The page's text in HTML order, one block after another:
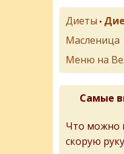
Диеты •
Масленица
Меню на
Самые
Что можно
скорую руку